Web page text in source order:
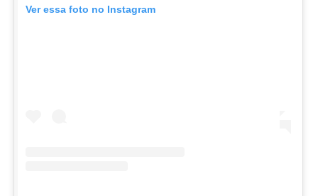
Ver essa foto no Instagram